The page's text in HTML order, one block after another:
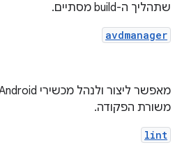
שתהליך ה-build מסתיים.
avdmanager
משורת הפקודה.
lint